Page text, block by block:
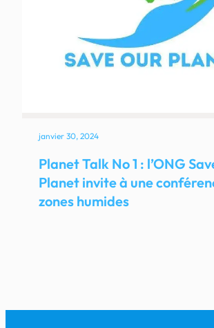
janvier 30, 2024
Planet Talk No 1 : l’ONG
Planet invite à une
zones humides